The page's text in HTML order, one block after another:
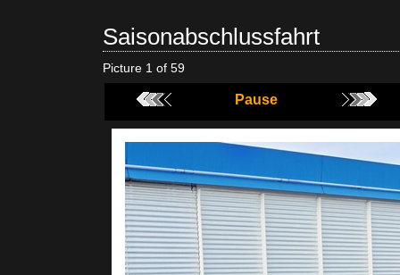
Saisonabschlussfahrt
Picture 1 of 59
Pause